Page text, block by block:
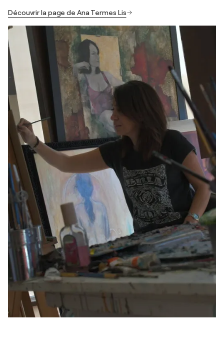
Découvrir la page de Ana Termes Lis